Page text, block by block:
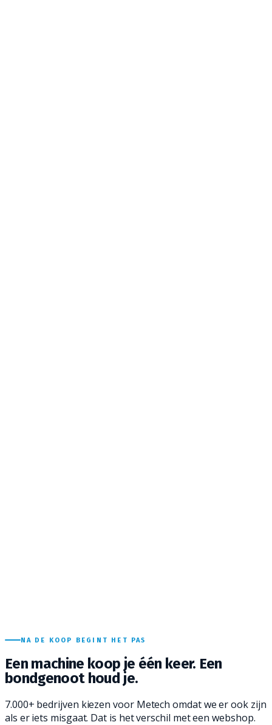
NA DE KOOP BEGINT HET PAS
Een machine koop je één keer. Een
bondgenoot houd je.
7.000+ bedrijven kiezen voor Metech omdat we er ook zijn
als er iets misgaat. Dat is het verschil met een webshop.